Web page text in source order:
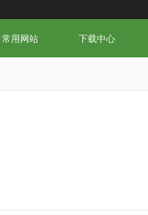
常用网站 下载中心